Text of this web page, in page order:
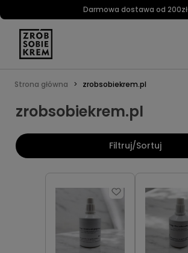
Darmowa dostawa od 200zł
Strona główna zrobsobiekrem.pl
zrobsobiekrem.pl
Filtruj/Sortuj